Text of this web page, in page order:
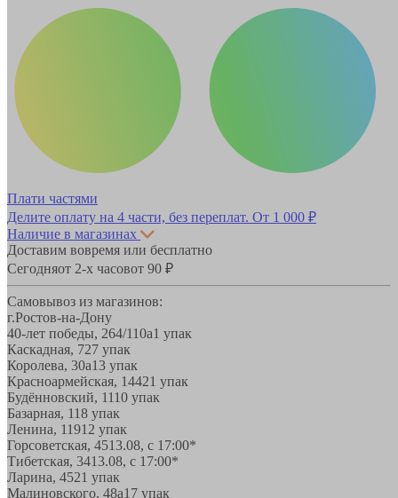
Плати частями
Делите оплату на 4 части, без переплат. От 1 000 ₽
Наличие в магазинах
Доставим вовремя или бесплатно
Сегодняот 2-х часовот 90 ₽
Самовывоз из магазинов:
г.Ростов-на-Дону
40-лет победы, 264/110а1 упак
Каскадная, 727 упак
Королева, 30а13 упак
Красноармейская, 14421 упак
Будённовский, 1110 упак
Базарная, 118 упак
Ленина, 11912 упак
Горсоветская, 4513.08, с 17:00*
Тибетская, 3413.08, с 17:00*
Ларина, 4521 упак
Малиновского, 48а17 упак